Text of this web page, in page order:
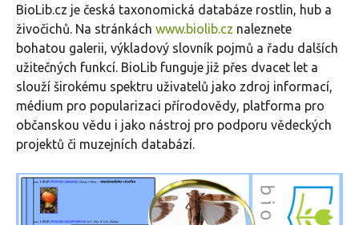
BioLib.cz je česká taxonomická databáze rostlin, hub a
živočichů. Na stránkách www.biolib.cz naleznete
bohatou galerii, výkladový slovník pojmů a řadu dalších
užitečných funkcí. BioLib funguje již přes dvacet let a
slouží širokému spektru uživatelů jako zdroj informací,
médium pro popularizaci přírodovědy, platforma pro
občanskou vědu i jako nástroj pro podporu vědeckých
projektů či muzejních databází.